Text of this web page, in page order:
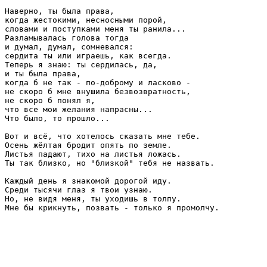
Наверно, ты была права,
когда жестокими, несносными порой,
словами и поступками меня ты ранила...
Разламывалась голова тогда
и думал, думал, сомневался:
сердита ты или играешь, как всегда.
Теперь я знаю: ты сердилась, да,
и ты была права,
когда б не так - по-доброму и ласково -
не скоро б мне внушила безвозвратность,
не скоро б понял я,
что все мои желания напрасны...
Что было, то прошло...
Вот и всё, что хотелось сказать мне тебе.
Осень жёлтая бродит опять по земле.
Листья падают, тихо на листья ложась.
Ты так близко, но "близкой" тебя не назвать.
Каждый день я знакомой дорогой иду.
Среди тысячи глаз я твои узнаю.
Но, не видя меня, ты уходишь в толпу.